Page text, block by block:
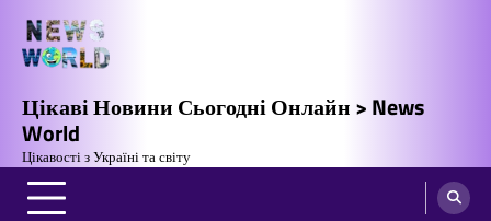
вмісту
Цікаві Новини Сьогодні Онлайн > News
World
Цікавості з Україні та світу